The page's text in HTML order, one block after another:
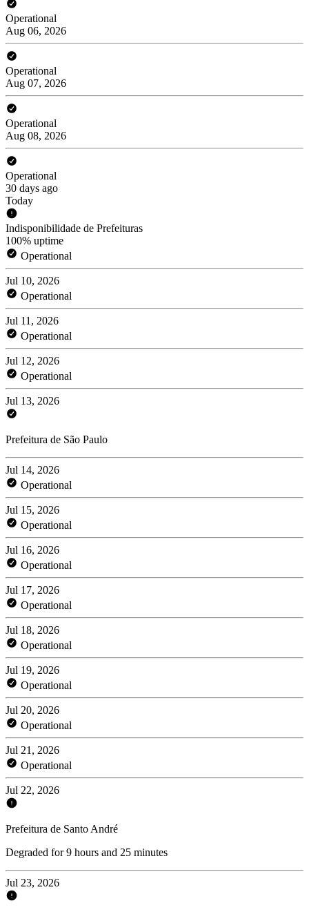
Operational
Aug 06, 2026
Operational
Aug 07, 2026
Operational
Aug 08, 2026
Operational
30 days ago
Today
Indisponibilidade de Prefeituras
100% uptime
Operational
Jul 10, 2026
Operational
Jul 11, 2026
Operational
Jul 12, 2026
Operational
Jul 13, 2026
Prefeitura de São Paulo
Jul 14, 2026
Operational
Jul 15, 2026
Operational
Jul 16, 2026
Operational
Jul 17, 2026
Operational
Jul 18, 2026
Operational
Jul 19, 2026
Operational
Jul 20, 2026
Operational
Jul 21, 2026
Operational
Jul 22, 2026
Prefeitura de Santo André
Degraded for 9 hours and 25 minutes
Jul 23, 2026